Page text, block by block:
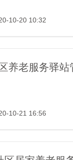
10-20 10:32
养老服务驿
10-21 16:56